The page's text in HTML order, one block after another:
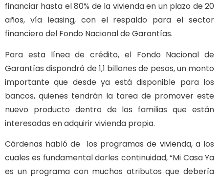
financiar hasta el 80% de la vivienda en un plazo de 20
años, vía leasing, con el respaldo para el sector
financiero del Fondo Nacional de Garantías.
Para esta línea de crédito, el Fondo Nacional de
Garantías dispondrá de 1,1 billones de pesos, un monto
importante que desde ya está disponible para los
bancos, quienes tendrán la tarea de promover este
nuevo producto dentro de las familias que están
interesadas en adquirir vivienda propia.
Cárdenas habló de los programas de vivienda, a los
cuales es fundamental darles continuidad, “Mi Casa Ya
es un programa con muchos atributos que debería